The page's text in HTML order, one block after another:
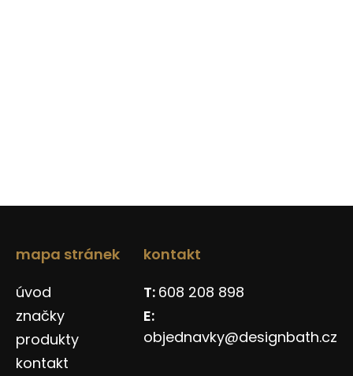
mapa stránek
úvod
značky
produkty
kontakt
kontakt
608 208 898
objednavky@designbath.cz